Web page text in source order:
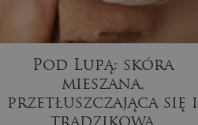
Pod Lupą: skóra
mieszana,
przetłuszczająca się i